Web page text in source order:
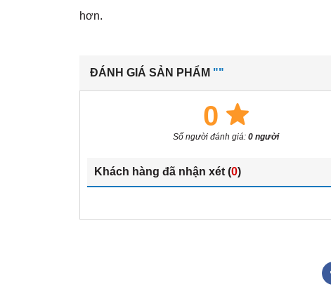
hơn.
ĐÁNH GIÁ SẢN PHẨM ""
0
Số người đánh giá: 0 người
Khách hàng đã nhận xét (0)